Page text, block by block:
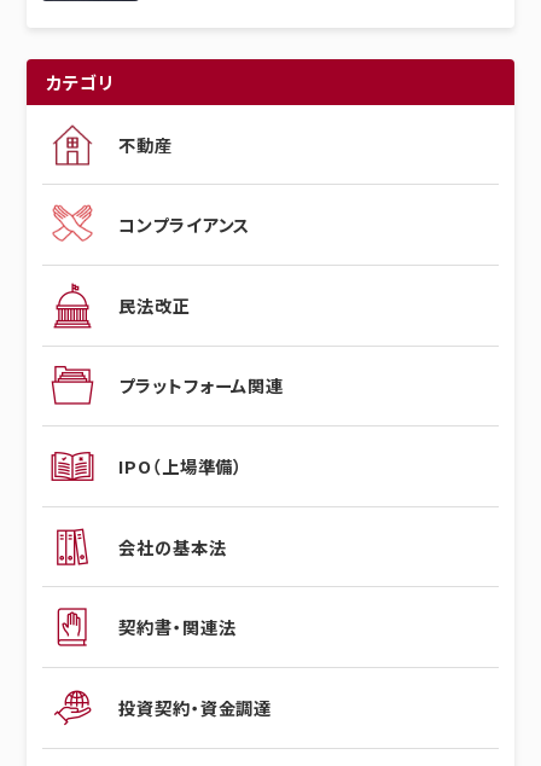
カテゴリ
不動産
コンプライアンス
民法改正
プラットフォーム関連
IPO（上場準備）
会社の基本法
契約書・関連法
投資契約・資金調達